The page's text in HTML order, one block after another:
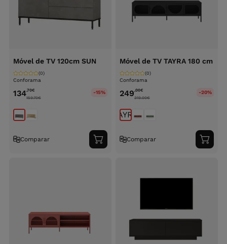
Móvel de TV 120cm SUN
Conforama
(0)
134,70€
159.70€
-15%
Comparar
Adicionar
ao
Móvel de TV TAYRA 180 cm
Conforama
(0)
249,00€
319.00€
-20%
Comparar
ao